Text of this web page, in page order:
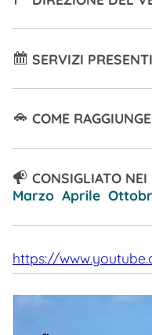
SERVIZI
COME
CONSIGLIATO NEI
Marzo Aprile
https://